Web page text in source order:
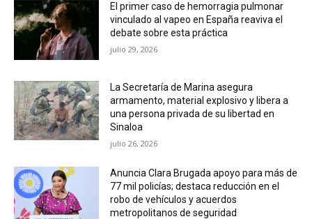
El primer caso de hemorragia pulmonar
vinculado al vapeo en España reaviva el
debate sobre esta práctica
julio 29, 2026
La Secretaría de Marina asegura
armamento, material explosivo y libera a
una persona privada de su libertad en
Sinaloa
julio 26, 2026
Anuncia Clara Brugada apoyo para más de
77 mil policías; destaca reducción en el
robo de vehículos y acuerdos
metropolitanos de seguridad